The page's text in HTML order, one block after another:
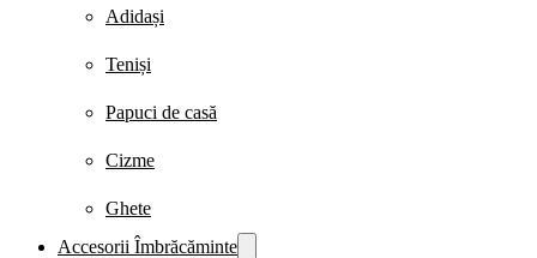
Adidași
Teniși
Papuci de casă
Cizme
Ghete
Accesorii Îmbrăcăminte